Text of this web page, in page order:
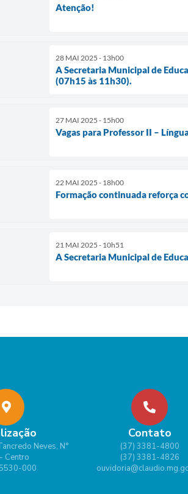
Atenção!
28 MAI 2025 - 13h00
A Secretaria Municipal de
(07h15 às 11h30).
27 MAI 2025 - 15h00
Vagas para Professor II –
22 MAI 2025 - 18h00
Formação continuada reforça
21 MAI 2025 - 10h51
A Secretaria Municipal de
Neves, N°
Centro
000
Contato
(37) 3381-4800
(37) 3381-4826